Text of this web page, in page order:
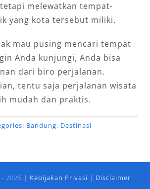
melewatkan tempat-
yang kota tersebut miliki.
mau pusing mencari tempat
Anda kunjungi, Anda bisa
dari biro perjalanan.
tentu saja perjalanan wisata
mudah dan praktis.
Bandung, Destinasi
2025 | Kebijakan Privasi | Disclaimer